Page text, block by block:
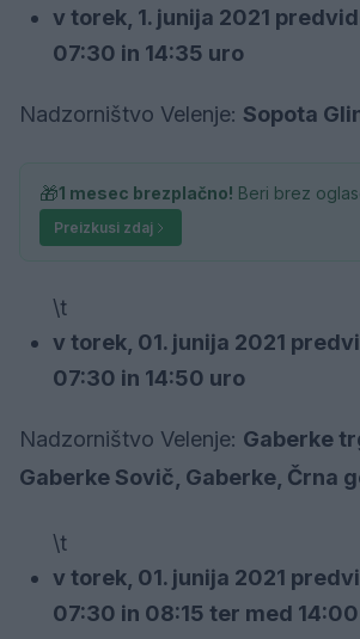
v torek, 1. junija 2021
07:30 in 14:35 uro
Nadzorništvo Velenje: Sopota
🎁1 mesec brezplačno! Beri brez
Preizkusi zdaj
\t
v torek, 01. junija 2021
07:30 in 14:50 uro
Nadzorništvo Velenje: Gaberke
Gaberke Sovič, Gaberke, Črna
\t
v torek, 01. junija 2021
07:30 in 08:15 ter med